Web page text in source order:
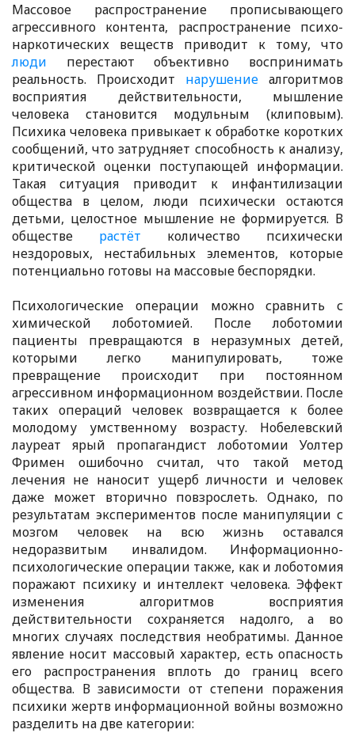
Массовое распространение прописывающего
агрессивного контента, распространение психо-
наркотических веществ приводит к тому, что
люди перестают объективно воспринимать
реальность. Происходит нарушение алгоритмов
восприятия действительности, мышление
человека становится модульным (клиповым).
Психика человека привыкает к обработке коротких
сообщений, что затрудняет способность к анализу,
критической оценки поступающей информации.
Такая ситуация приводит к инфантилизации
общества в целом, люди психически остаются
детьми, целостное мышление не формируется. В
обществе растёт количество психически
нездоровых, нестабильных элементов, которые
потенциально готовы на массовые беспорядки.
Психологические операции можно сравнить с
химической лоботомией. После лоботомии
пациенты превращаются в неразумных детей,
которыми легко манипулировать, тоже
превращение происходит при постоянном
агрессивном информационном воздействии. После
таких операций человек возвращается к более
молодому умственному возрасту. Нобелевский
лауреат ярый пропагандист лоботомии Уолтер
Фримен ошибочно считал, что такой метод
лечения не наносит ущерб личности и человек
даже может вторично повзрослеть. Однако, по
результатам экспериментов после манипуляции с
мозгом человек на всю жизнь оставался
недоразвитым инвалидом. Информационно-
психологические операции также, как и лоботомия
поражают психику и интеллект человека. Эффект
изменения алгоритмов восприятия
действительности сохраняется надолго, а во
многих случаях последствия необратимы. Данное
явление носит массовый характер, есть опасность
его распространения вплоть до границ всего
общества. В зависимости от степени поражения
психики жертв информационной войны возможно
разделить на две категории: